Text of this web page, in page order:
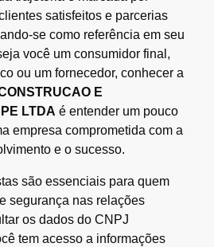
satisfeitos e parcerias
se como referência em seu
você um consumidor final,
ou um fornecedor, conhecer a
E
LTDA é entender um pouco
empresa comprometida com a
e o sucesso.
são essenciais para quem
segurança nas relações
os dados do CNPJ
tem acesso a informações